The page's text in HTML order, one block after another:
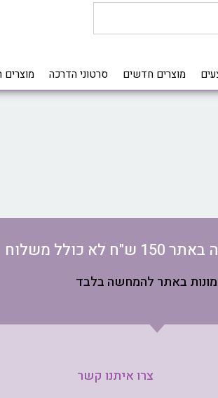
מוצרים חדשים סרטוני הדרכה
כולל משלוח
באתר להמחשה בלבד
צרו איתנו קשר